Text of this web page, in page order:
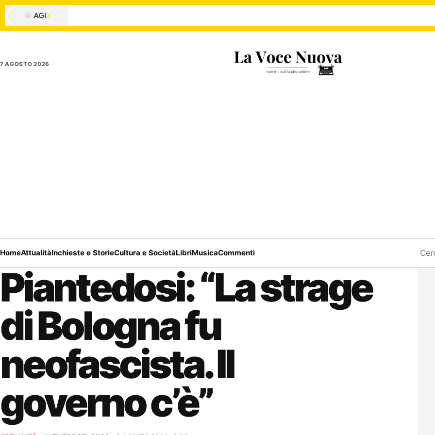
7 AGOSTO 2026
HomeAttualitàInchieste e StorieCultura e SocietàLibriMusicaCommenti
Piantedosi: “La strage
di Bologna fu
neofascista. Il
governo c’è”